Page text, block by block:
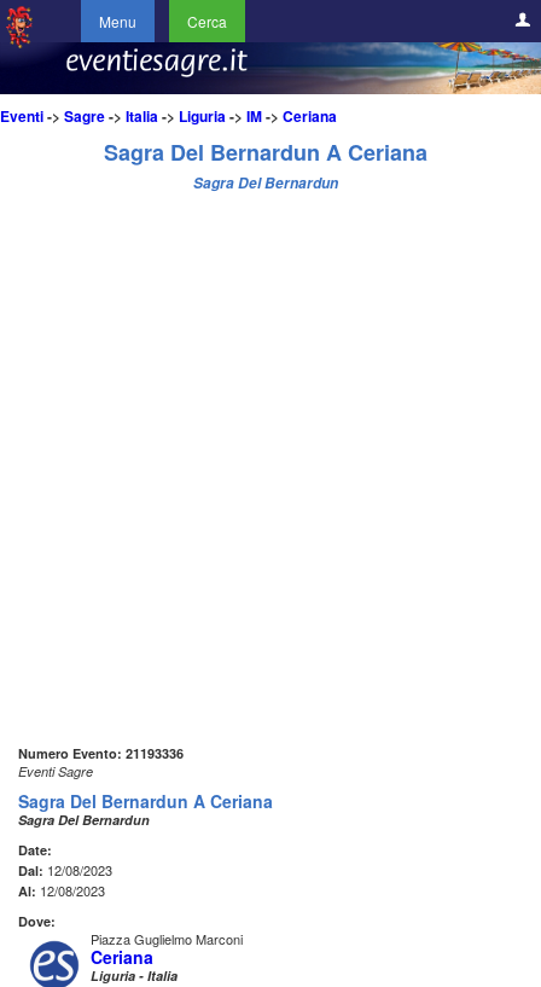
Menu Cerca
Eventi-> Sagre-> Italia-> Liguria-> IM-> Ceriana
Sagra Del Bernardun A Ceriana
Sagra Del Bernardun
Numero Evento: 21193336
Eventi Sagre
Sagra Del Bernardun A Ceriana
Sagra Del Bernardun
Date:
Dal: 12/08/2023
Al: 12/08/2023
Dove:
Piazza Guglielmo Marconi
Ceriana
Liguria - Italia